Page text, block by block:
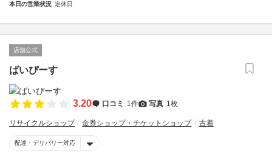
本日の営業状況 定休日
店舗公式
ばいぴーす
3.20 口コミ 1件 写真 1枚
リサイクルショップ 金券ショップ・チケットショップ 古着
配達・デリバリー対応